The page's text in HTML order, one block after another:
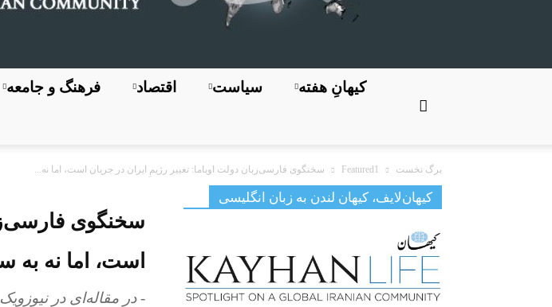
فرهنگ و جامعه اقتصاد سیاست کیهانِ هفته
برگ نخست Featured1 سخنگوی فارسی‌زبان دولت اوباما: تغییر رژیمِ ایران در جریان است، اما نه...
سخنگوی
است، اما نه به
- در مقاله‌ای در
کیهان‌لایف، کیهان لندن به زبان انگلیسی